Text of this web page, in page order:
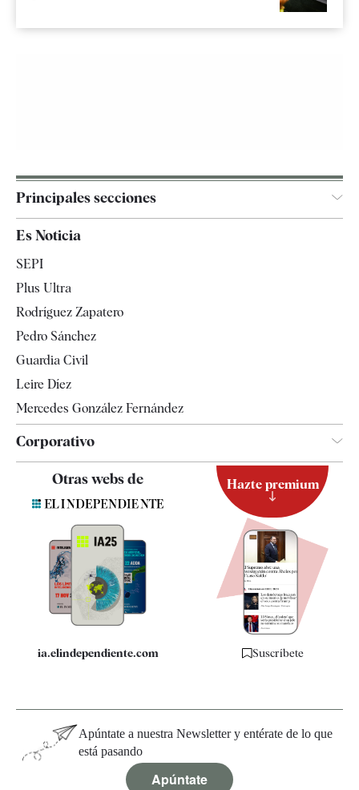
Principales secciones
Televisión
Es Noticia
SEPI
Plus Ultra
Rodríguez Zapatero
Pedro Sánchez
Guardia Civil
Leire Díez
Mercedes González Fernández
Corporativo
Quiénes somos
Especificaciones
Otras webs de
ia.elindependiente.com
Hazte premium
Suscríbete
Apúntate a nuestra Newsletter y entérate de lo que
está pasando
Apúntate